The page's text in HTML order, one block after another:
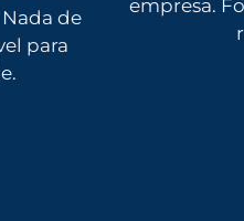
de
para
empresa.